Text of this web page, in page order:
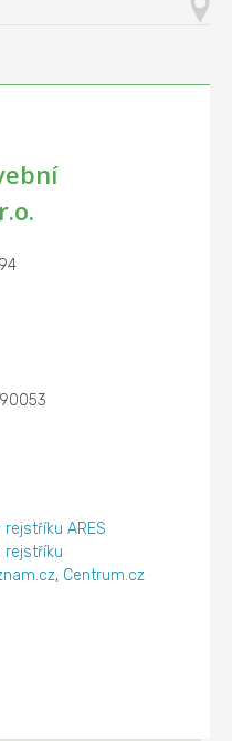
ARES
rejstříku
, Centrum.cz